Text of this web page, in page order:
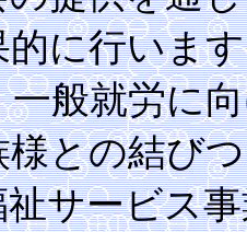
に行いま
般就労に
との結び
サービス